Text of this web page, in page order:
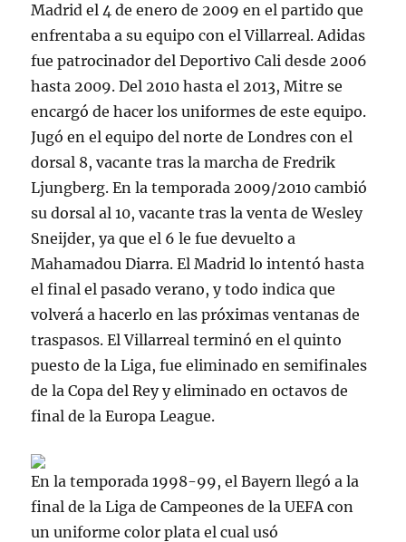
Madrid el 4 de enero de 2009 en el partido que
enfrentaba a su equipo con el Villarreal. Adidas
fue patrocinador del Deportivo Cali desde 2006
hasta 2009. Del 2010 hasta el 2013, Mitre se
encargó de hacer los uniformes de este equipo.
Jugó en el equipo del norte de Londres con el
dorsal 8, vacante tras la marcha de Fredrik
Ljungberg. En la temporada 2009/2010 cambió
su dorsal al 10, vacante tras la venta de Wesley
Sneijder, ya que el 6 le fue devuelto a
Mahamadou Diarra. El Madrid lo intentó hasta
el final el pasado verano, y todo indica que
volverá a hacerlo en las próximas ventanas de
traspasos. El Villarreal terminó en el quinto
puesto de la Liga, fue eliminado en semifinales
de la Copa del Rey y eliminado en octavos de
final de la Europa League.
En la temporada 1998-99, el Bayern llegó a la
final de la Liga de Campeones de la UEFA con
un uniforme color plata el cual usó